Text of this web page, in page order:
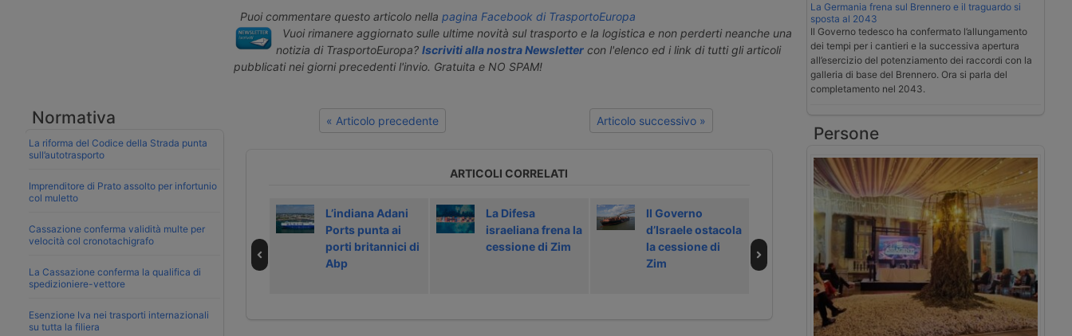
Normativa
La riforma del Codice della Strada punta
sull’autotrasporto
Imprenditore di Prato assolto per infortunio
col muletto
Cassazione conferma validità multe per
velocità col cronotachigrafo
La Cassazione conferma la qualifica di
spedizioniere-vettore
Esenzione Iva nei trasporti internazionali
su tutta la filiera
Puoi commentare questo articolo nella pagina Facebook di TrasportoEuropa
Vuoi rimanere aggiornato sulle ultime novità sul trasporto e la logistica e non perderti neanche una
notizia di TrasportoEuropa? Iscriviti alla nostra Newslettercon l'elenco ed i link di tutti gli articoli
pubblicati nei giorni precedenti l'invio. Gratuita e NO SPAM!
« Articolo precedente Articolo successivo »
ARTICOLI CORRELATI
liguri contro
carico per Israele
Pisces
causato la
porto israeliano
di Eilat
L’indiana Adani
Ports punta ai
porti britannici di
Abp
La Difesa
israeliana frena la
cessione di Zim
Il Governo
d’Israele ostacola
la cessione di
Zim
Msc cresce nei
terminal
dell’India al porto
di Vizhinjam
Tre colossi
europei della
logistica al
centro delle
proteste contro
Israele
La Germania frena sul Brennero e il traguardo si
sposta al 2043
Il Governo tedesco ha confermato l’allungamento
dei tempi per i cantieri e la successiva apertura
all’esercizio del potenziamento dei raccordi con la
galleria di base del Brennero. Ora si parla del
completamento nel 2043.
Persone